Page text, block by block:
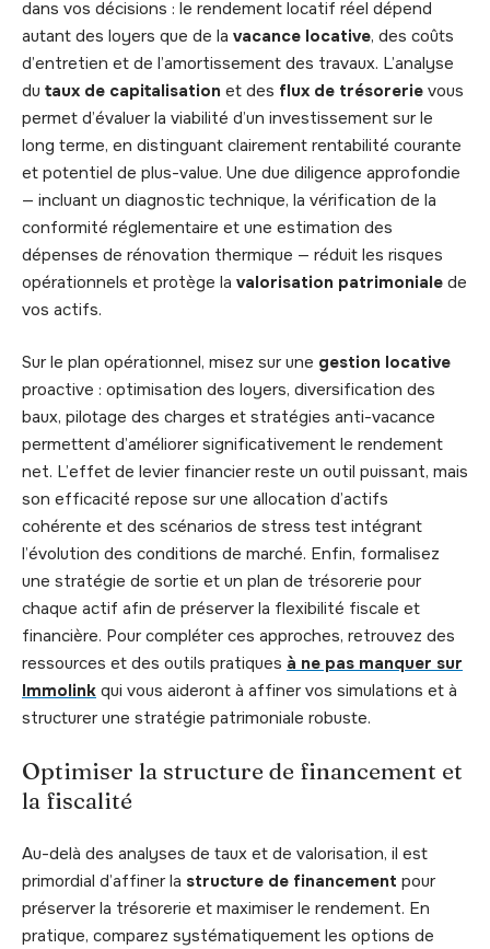
dans vos décisions : le rendement locatif réel dépend
autant des loyers que de la vacance locative, des coûts
d’entretien et de l’amortissement des travaux. L’analyse
du taux de capitalisation et des flux de trésorerie vous
permet d’évaluer la viabilité d’un investissement sur le
long terme, en distinguant clairement rentabilité courante
et potentiel de plus-value. Une due diligence approfondie
— incluant un diagnostic technique, la vérification de la
conformité réglementaire et une estimation des
dépenses de rénovation thermique — réduit les risques
opérationnels et protège la valorisation patrimoniale de
vos actifs.
Sur le plan opérationnel, misez sur une gestion locative
proactive : optimisation des loyers, diversification des
baux, pilotage des charges et stratégies anti-vacance
permettent d’améliorer significativement le rendement
net. L’effet de levier financier reste un outil puissant, mais
son efficacité repose sur une allocation d’actifs
cohérente et des scénarios de stress test intégrant
l’évolution des conditions de marché. Enfin, formalisez
une stratégie de sortie et un plan de trésorerie pour
chaque actif afin de préserver la flexibilité fiscale et
financière. Pour compléter ces approches, retrouvez des
ressources et des outils pratiques à ne pas manquer sur
Immolink qui vous aideront à affiner vos simulations et à
structurer une stratégie patrimoniale robuste.
Optimiser la structure de financement et
la fiscalité
Au-delà des analyses de taux et de valorisation, il est
primordial d’affiner la structure de financement pour
préserver la trésorerie et maximiser le rendement. En
pratique, comparez systématiquement les options de